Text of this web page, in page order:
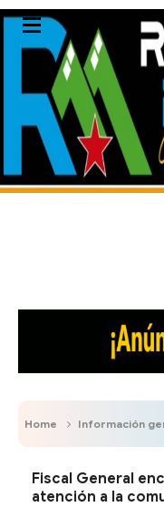
Home Información
Fiscal General
atención a la